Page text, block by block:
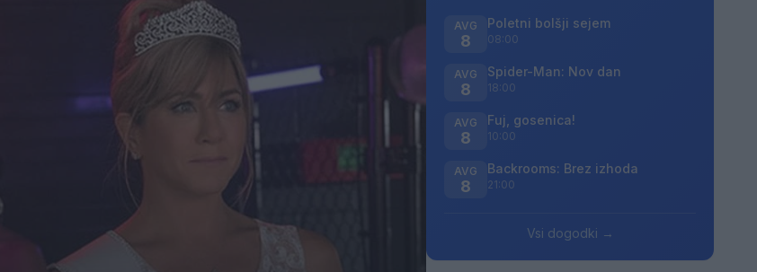
AVG
8
Poletni bolšji sejem
08:00
AVG
8
Spider-Man: Nov dan
18:00
AVG
8
Fuj, gosenica!
10:00
AVG
8
Backrooms: Brez izhoda
21:00
Vsi dogodki →